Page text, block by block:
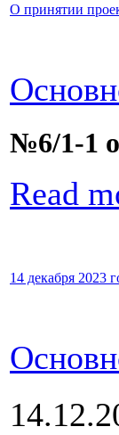
О принятии
№6/1-1
Read
14 декабря 2023